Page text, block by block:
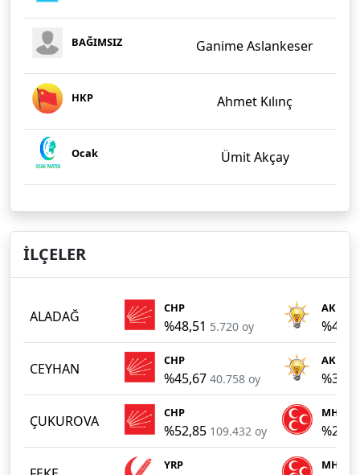
BAĞIMSIZ Ganime Aslankeser
HKP Ahmet Kılınç
Ocak Ümit Akçay
İLÇELER
ALADAĞ CHP
%48,51 5.720 oy
AKP
CEYHAN CHP
%45,67 40.758 oy
AKP
ÇUKUROVA CHP
%52,85 109.432 oy
MHP
YRP MHP